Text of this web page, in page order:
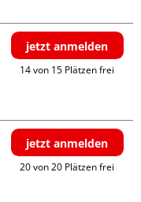
jetzt anmelden
14 von 15 Plätzen frei
jetzt anmelden
20 von 20 Plätzen frei